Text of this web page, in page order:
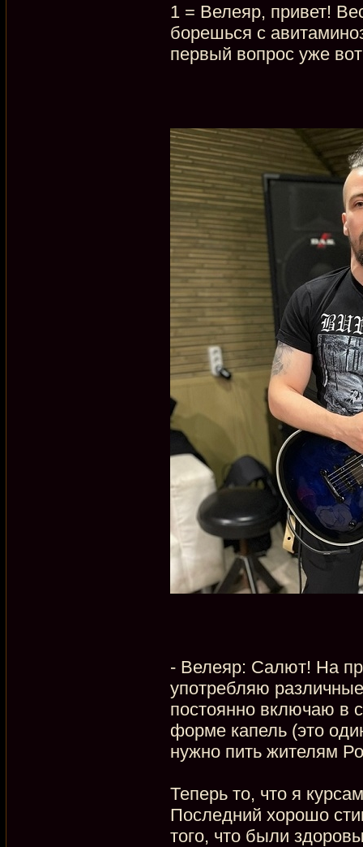
1 = Велеяр, привет!
борешься с
первый вопрос уже
- Велеяр: Салют! На
употребляю
постоянно включаю в
форме капель (это
нужно пить жителям
Теперь то, что я
Последний хорошо
того, что были